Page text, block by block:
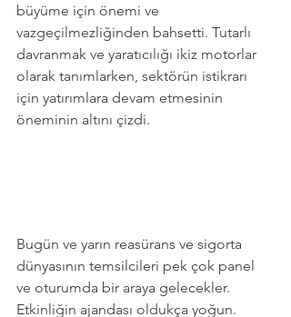
büyüme için önemi ve
vazgeçilmezliğinden bahsetti. Tutarlı
davranmak ve yaratıcılığı ikiz motorlar
olarak tanımlarken, sektörün istikrarı
için yatırımlara devam etmesinin
öneminin altını çizdi.
Bugün ve yarın reasürans ve sigorta
dünyasının temsilcileri pek çok panel
ve oturumda bir araya gelecekler.
Etkinliğin ajandası oldukça yoğun.